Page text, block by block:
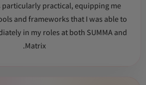
particularly practical, equipping me
and frameworks that I was able to
in my roles at both SUMMA and
Matrix.